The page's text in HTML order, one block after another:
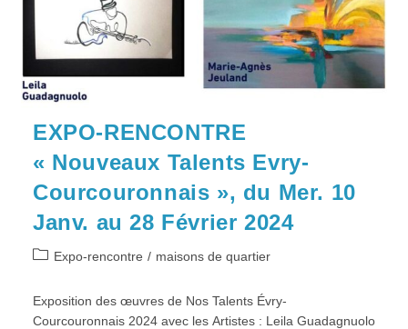
EXPO-RENCONTRE
« Nouveaux Talents Evry-
Courcouronnais », du Mer. 10
Janv. au 28 Février 2024
PostExpo-rencontre / maisons de quartier
Exposition des œuvres de Nos Talents Évry-
Courcouronnais 2024 avec les Artistes : Leila Guadagnuolo